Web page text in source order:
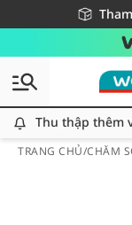
Miễn phí
Giao hàng
Thu thập thêm
TRANG CHỦ/CHĂM